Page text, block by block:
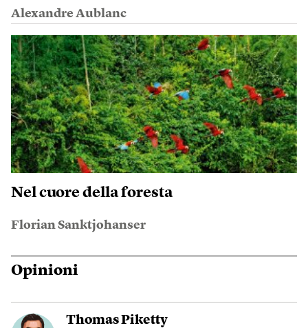
Alexandre Aublanc
Nel cuore della foresta
Florian Sanktjohanser
Opinioni
Thomas Piketty